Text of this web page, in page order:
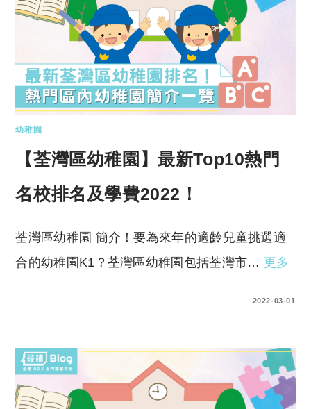
幼稚園
【荃灣區幼稚園】最新Top10熱門
名校排名及學費2022！
荃灣區幼稚園 簡介！要為來年的適齡兒童挑選適
合的幼稚園K1？荃灣區幼稚園包括荃灣市… 更多
2022-03-01